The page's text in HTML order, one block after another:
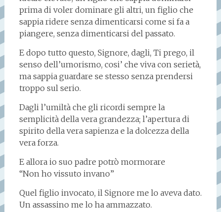
prima di voler dominare gli altri, un figlio che
sappia ridere senza dimenticarsi come si fa a
piangere, senza dimenticarsi del passato.
E dopo tutto questo, Signore, dagli, Ti prego, il
senso dell’umorismo, cosi’ che viva con serietà,
ma sappia guardare se stesso senza prendersi
troppo sul serio.
Dagli l’umiltà che gli ricordi sempre la
semplicità della vera grandezza; l’apertura di
spirito della vera sapienza e la dolcezza della
vera forza.
E allora io suo padre potrò mormorare
“Non ho vissuto invano”
Quel figlio invocato, il Signore me lo aveva dato.
Un assassino me lo ha ammazzato.